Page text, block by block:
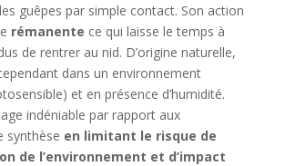
guêpes par simple contact. Son action
rémanente ce qui laisse le temps à
de rentrer au nid. D’origine naturelle,
dans un environnement
et en présence d’humidité.
indéniable par rapport aux
synthèse en limitant le risque de
de l’environnement et d’impact